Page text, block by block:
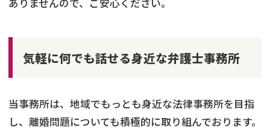
ありませんので、ご安心ください。
気軽に何でも話せる身近な弁護士事務所
当事務所は、地域でもっとも身近な法律事務所を目指
し、離婚問題についても積極的に取り組んでおります。